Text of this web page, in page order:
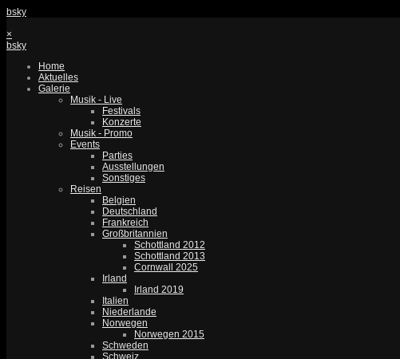
bsky
×
bsky
Home
Aktuelles
Galerie
Musik - Live
Festivals
Konzerte
Musik - Promo
Events
Parties
Ausstellungen
Sonstiges
Reisen
Belgien
Deutschland
Frankreich
Großbritannien
Schottland 2012
Schottland 2013
Cornwall 2025
Irland
Irland 2019
Italien
Niederlande
Norwegen
Norwegen 2015
Schweden
Schweiz